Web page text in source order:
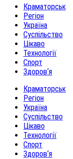
Краматорськ
Регіон
Україна
Суспільство
Цікаво
Технології
Спорт
Здоров‘я
Краматорськ
Регіон
Україна
Суспільство
Цікаво
Технології
Спорт
Здоров‘я